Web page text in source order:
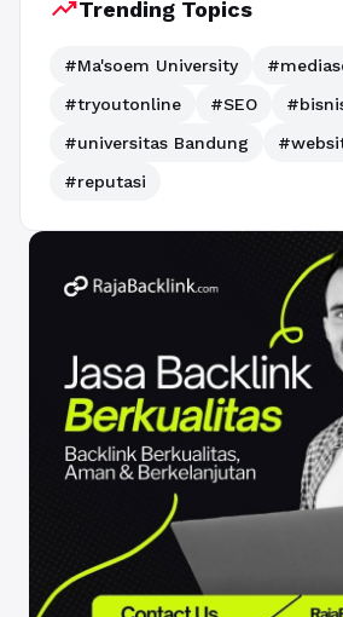
trending_upTrending Topics
#Ma'soem University
#tryoutonline
#SEO
#universitas Bandung
#reputasi